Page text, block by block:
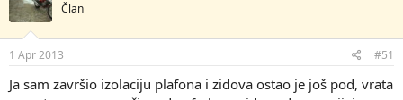
Član
1 Apr 2013 #51
Ja sam završio izolaciju plafona i zidova ostao je još pod, vrata